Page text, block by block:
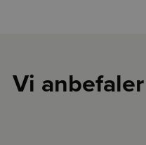
Vi anbefaler